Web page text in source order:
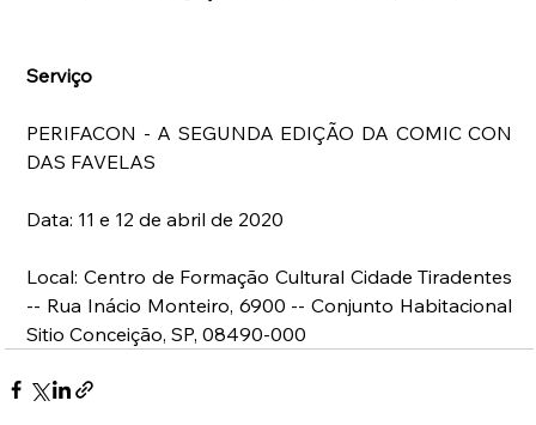
Serviço
PERIFACON - A SEGUNDA EDIÇÃO DA COMIC CON
DAS FAVELAS
Data: 11 e 12 de abril de 2020
Local: Centro de Formação Cultural Cidade Tiradentes
-- Rua Inácio Monteiro, 6900 -- Conjunto Habitacional
Sitio Conceição, SP, 08490-000